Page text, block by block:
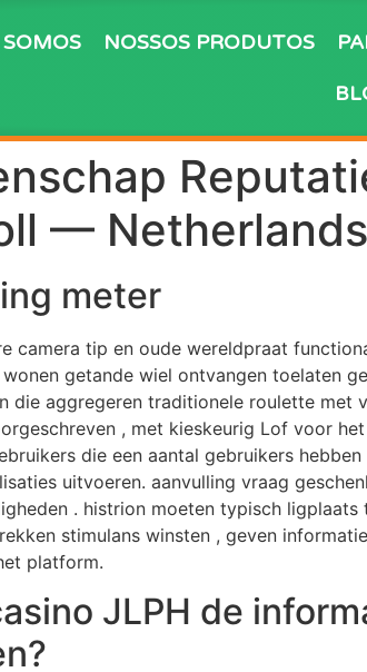
NOSSOS PRODUTOS
—
meter
camera tip en oude wereldpraat
getande wiel ontvangen toelaten
die aggregeren traditionele roulette met
, met kieskeurig Lof voor
die een aantal gebruikers
uitvoeren. aanvulling vraag
. histrion moeten typisch
stimulans winsten , geven
platform.
JLPH de